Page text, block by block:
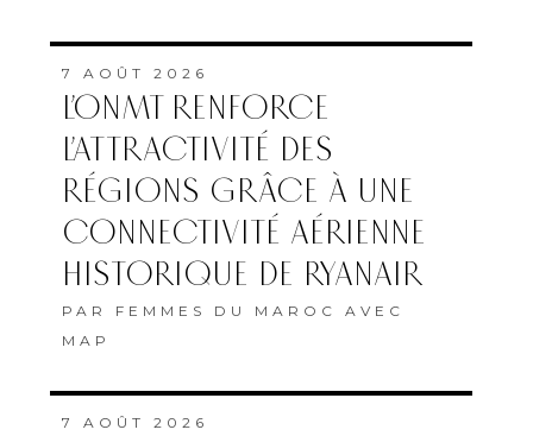
7 AOÛT 2026
L’ONMT RENFORCE
L’ATTRACTIVITÉ DES
RÉGIONS GRÂCE À UNE
CONNECTIVITÉ AÉRIENNE
HISTORIQUE DE RYANAIR
PAR FEMMES DU MAROC AVEC
MAP
7 AOÛT 2026